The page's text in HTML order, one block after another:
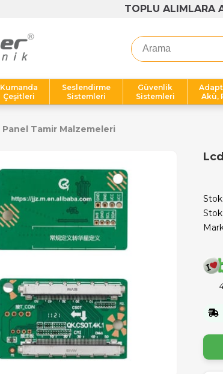
1000 TL ÜZERİ
Kumanda
Çeşitleri
Seslendirme
Sistemleri
Güvenlik
Sistemleri
Akü,
Panel Tamir Malzemeleri